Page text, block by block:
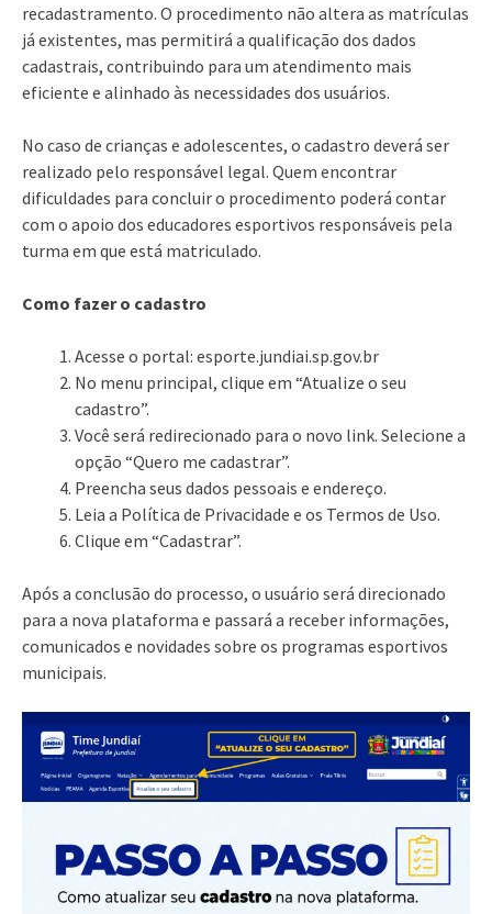
recadastramento. O procedimento não altera as matrículas
já existentes, mas permitirá a qualificação dos dados
cadastrais, contribuindo para um atendimento mais
eficiente e alinhado às necessidades dos usuários.
No caso de crianças e adolescentes, o cadastro deverá ser
realizado pelo responsável legal. Quem encontrar
dificuldades para concluir o procedimento poderá contar
com o apoio dos educadores esportivos responsáveis pela
turma em que está matriculado.
Como fazer o cadastro
Acesse o portal: esporte.jundiai.sp.gov.br
No menu principal, clique em “Atualize o seu
cadastro”.
Você será redirecionado para o novo link. Selecione a
opção “Quero me cadastrar”.
Preencha seus dados pessoais e endereço.
Leia a Política de Privacidade e os Termos de Uso.
Clique em “Cadastrar”.
Após a conclusão do processo, o usuário será direcionado
para a nova plataforma e passará a receber informações,
comunicados e novidades sobre os programas esportivos
municipais.